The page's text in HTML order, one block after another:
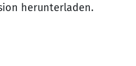
herunterladen.